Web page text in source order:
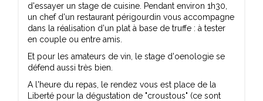
d'essayer un stage de cuisine. Pendant environ 1h30,
un chef d'un restaurant périgourdin vous accompagne
dans la réalisation d'un plat à base de truffe : à tester
en couple ou entre amis.
Et pour les amateurs de vin, le stage d'oenologie se
défend aussi très bien.
A l'heure du repas, le rendez vous est place de la
Liberté pour la dégustation de "croustous" (ce sont